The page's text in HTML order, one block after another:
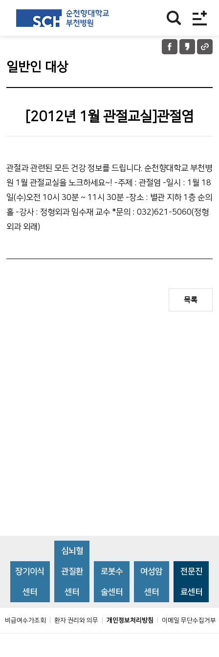
일반인 대상
[2012년 1월 관절교실]관절염
관절과 관련된 모든 건강 정보를 드립니다. 순천향대학교 부천병
원 1월 관절교실을 노크하세요~! -주제 : 관절염 -일시 : 1월 18
일(수)오전 10시 30분 ~ 11시 30분 -장소 : 별관 지하 1층 순의
홀 -강사 : 정형외과 임수재 교수 *문의 : 032)621-5060(정형
외과 외래)
목록
장기이식
센터
심뇌혈
관질환
센터
로봇수
술센터
여성암
센터
전문진
료센터
비급여수가조회 환자 권리와 의무 개인정보처리방침 이메일 무단수집거부